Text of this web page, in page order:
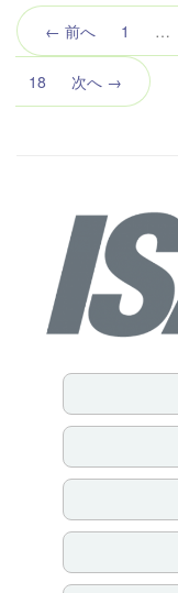
← 前へ 1 …
18 次へ →